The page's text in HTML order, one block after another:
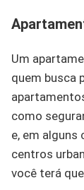
Um
quem busca
como
e, em alguns
centros
você terá